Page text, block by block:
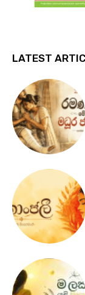
LATEST